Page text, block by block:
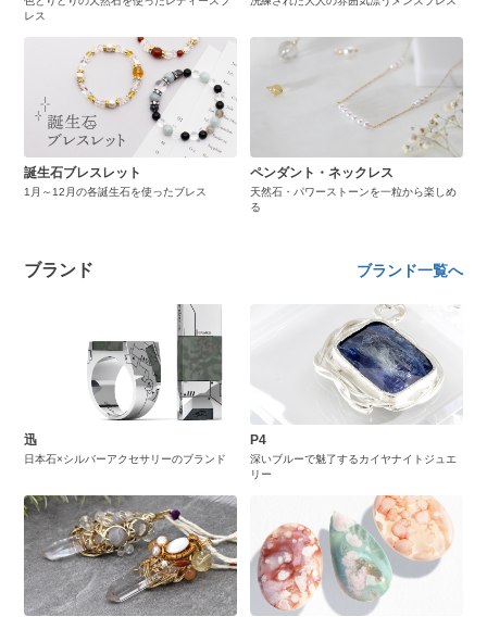
レス
誕生石ブレスレット
1月～12月の各誕生石を使ったブレス
ペンダント・ネックレス
天然石・パワーストーンを一粒から楽しめ
る
ブランド ブランド一覧へ
迅
日本石×シルバーアクセサリーのブランド
P4
深いブルーで魅了するカイヤナイトジュエ
リー